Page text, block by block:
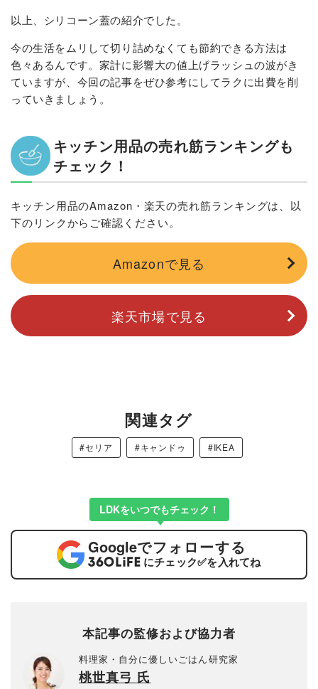
以上、シリコーン蓋の紹介でした。
今の生活をムリして切り詰めなくても節約できる方法は
色々あるんです。家計に影響大の値上げラッシュの波がき
ていますが、今回の記事をぜひ参考にしてラクに出費を削
っていきましょう。
キッチン用品の売れ筋ランキングも
チェック！
キッチン用品のAmazon・楽天の売れ筋ランキングは、以
下のリンクからご確認ください。
Amazonで見る
楽天市場で見る
関連タグ
#セリア #キャンドゥ #IKEA
LDKをいつでもチェック！
Googleでフォローする
にチェック✅を入れてね
本記事の監修および協力者
料理家・自分に優しいごはん研究家
桃世真弓 氏